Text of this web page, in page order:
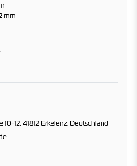
mm
10-12, 41812 Erkelenz, Deutschland